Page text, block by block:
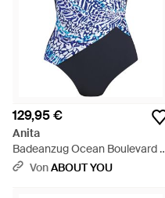
129,95 €
Anita
Badeanzug Ocean Boulevard -
BlauVonABOUT YOU